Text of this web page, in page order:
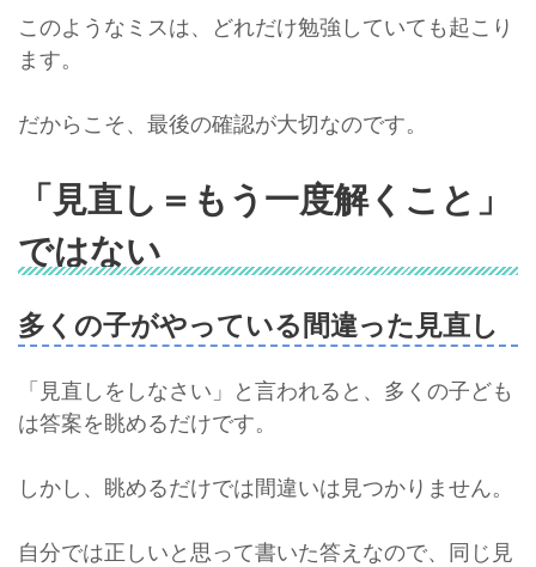
このようなミスは、どれだけ勉強していても起こり
ます。
だからこそ、最後の確認が大切なのです。
「見直し＝もう一度解くこと」
ではない
多くの子がやっている間違った見直し
「見直しをしなさい」と言われると、多くの子ども
は答案を眺めるだけです。
しかし、眺めるだけでは間違いは見つかりません。
自分では正しいと思って書いた答えなので、同じ見